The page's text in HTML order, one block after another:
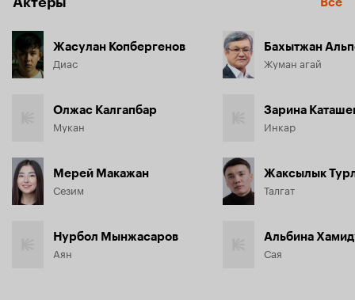
Жасулан Копбергенов
Диас
Олжас Калгапбар
Мукан
Мерей Макажан
Сезим
Нурбол Мынжасаров
Аян
Бахытжан
Жуман агай
Зарина
Инкар
Жаксылык
Талгат
Альбина
Сая